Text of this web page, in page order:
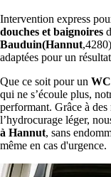
Intervention express
douches et baignoires
Bauduin(Hannut
adaptées pour un
Que ce soit pour un
qui ne s’écoule plus,
performant. Grâce à
l’hydrocurage léger,
à Hannut, sans
même en cas d'urgence.